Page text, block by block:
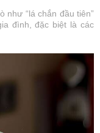
như “lá chắn đầu tiên”
đình, đặc biệt là các